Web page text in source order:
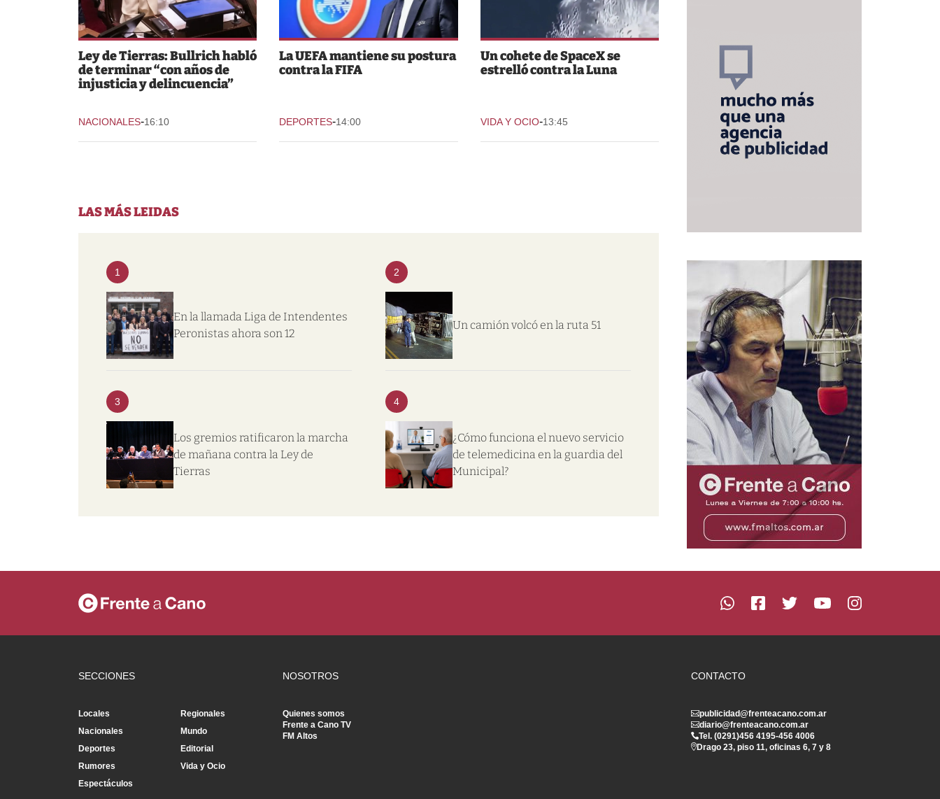
Ley de Tierras: Bullrich habló
de terminar “con años de
injusticia y delincuencia”
NACIONALES-16:10
La UEFA mantiene su postura
contra la FIFA
DEPORTES-14:00
Un cohete de SpaceX se
estrelló contra la Luna
VIDA Y OCIO-13:45
LAS MÁS LEIDAS
1
En la llamada Liga de Intendentes
Peronistas ahora son 12
2
Un camión volcó en la ruta 51
3
Los gremios ratificaron la marcha
de mañana contra la Ley de
Tierras
4
¿Cómo funciona el nuevo servicio
de telemedicina en la guardia del
Municipal?
SECCIONES
Locales
Regionales
Nacionales
Mundo
Deportes
Editorial
Rumores
Vida y Ocio
Espectáculos
NOSOTROS
Quienes somos
Frente a Cano TV
FM Altos
CONTACTO
publicidad@frenteacano.com.ar
diario@frenteacano.com.ar
Tel. (0291)456 4195-456 4006
Drago 23, piso 11, oficinas 6, 7 y 8